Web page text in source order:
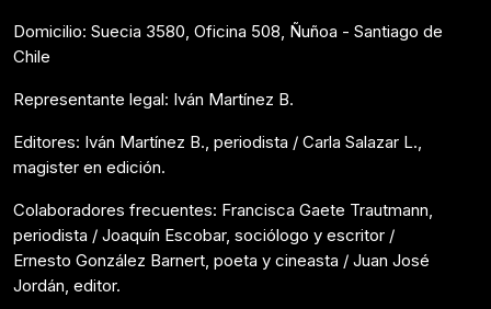
Domicilio: Suecia 3580, Oficina 508, Ñuñoa - Santiago de
Chile
Representante legal: Iván Martínez B.
Editores: Iván Martínez B., periodista / Carla Salazar L.,
magister en edición.
Colaboradores frecuentes: Francisca Gaete Trautmann,
periodista / Joaquín Escobar, sociólogo y escritor /
Ernesto González Barnert, poeta y cineasta / Juan José
Jordán, editor.